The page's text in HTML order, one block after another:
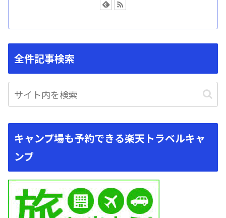
全件記事検索
キャンプ場も予約できる楽天トラベルキャ
ンプ